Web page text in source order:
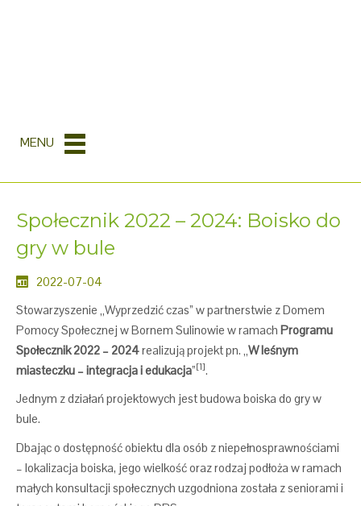
MENU
Społecznik 2022 – 2024: Boisko do
gry w bule
2022-07-04
Stowarzyszenie „Wyprzedzić czas” w partnerstwie z Domem
Pomocy Społecznej w Bornem Sulinowie w ramach Programu
Społecznik 2022 – 2024realizują projekt pn. „ W leśnym
miasteczku – integracja i edukacja”[1].
Jednym z działań projektowych jest budowa boiska do gry w
bule.
Dbając o dostępność obiektu dla osób z niepełnosprawnościami
– lokalizacja boiska, jego wielkość oraz rodzaj podłoża w ramach
małych konsultacji społecznych uzgodniona została z seniorami i